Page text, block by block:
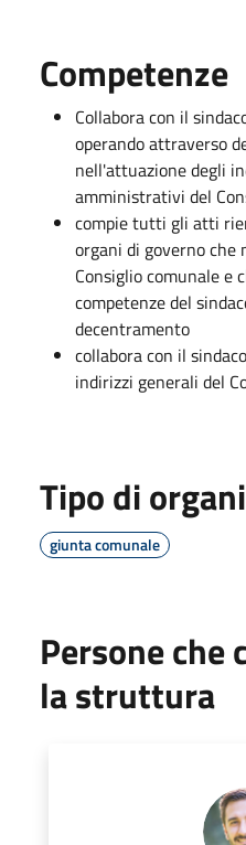
Competenze
Collabora con il
operando attraverso
nell'attuazione degli
amministrativi del
compie tutti gli atti
organi di governo che
Consiglio comunale e
competenze del
decentramento
collabora con il
indirizzi generali del
Tipo di
giunta comunale
Persone che
la struttura